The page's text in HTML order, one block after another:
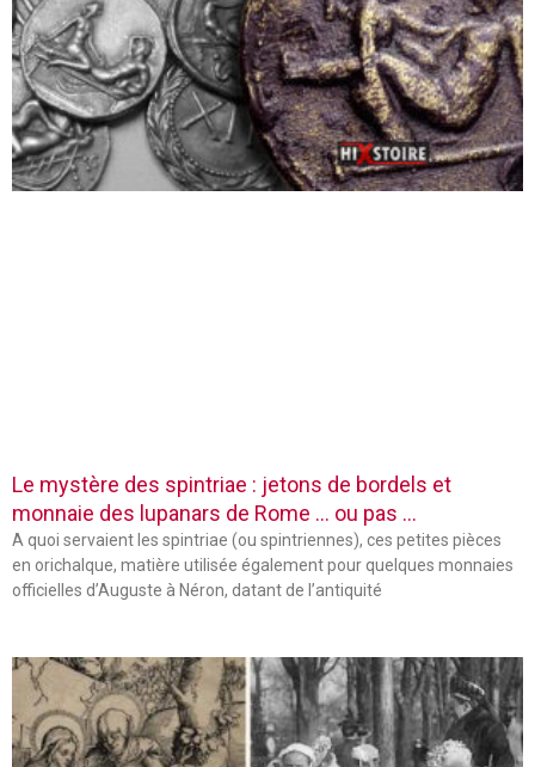
Le mystère des spintriae : jetons de bordels et
monnaie des lupanars de Rome … ou pas …
A quoi servaient les spintriae (ou spintriennes), ces petites pièces
en orichalque, matière utilisée également pour quelques monnaies
officielles d’Auguste à Néron, datant de l’antiquité